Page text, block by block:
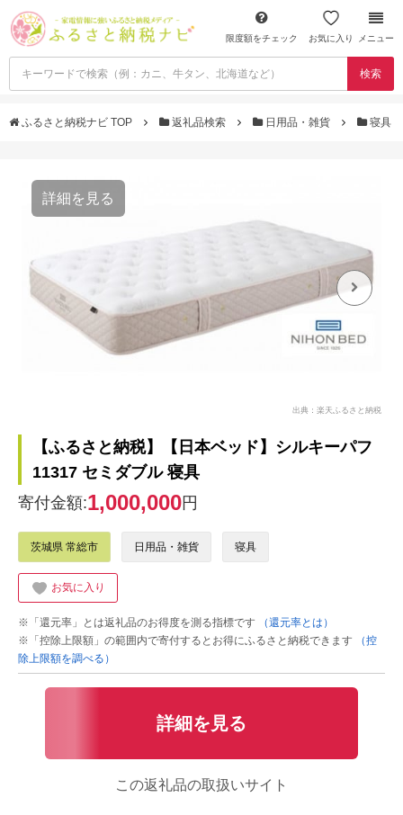
限度額をチェック お気に入り メニュー
検索
ふるさと納税ナビ TOP 返礼品検索 日用品・雑貨 寝具
詳細を見る
出典：楽天ふるさと納税
【ふるさと納税】【日本ベッド】シルキーパフ
11317 セミダブル 寝具
寄付金額:1,000,000円
茨城県 常総市 日用品・雑貨 寝具
お気に入り
※「還元率」とは返礼品のお得度を測る指標です
（還元率とは）
※「控除上限額」の範囲内で寄付するとお得にふるさと納税できます
（控
除上限額を調べる）
詳細を見る
この返礼品の取扱いサイト